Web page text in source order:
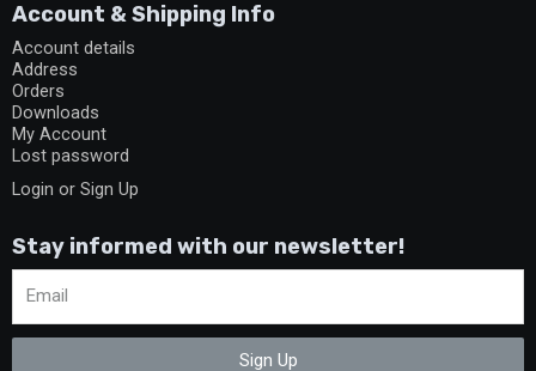
Account & Shipping Info
Account details
Address
Orders
Downloads
My Account
Lost password
Login or Sign Up
Stay informed with our newsletter!
Sign Up